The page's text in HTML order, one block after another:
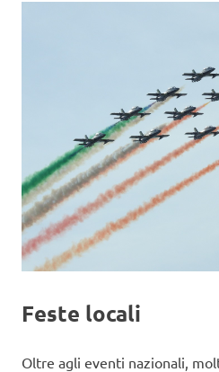
Feste locali
Oltre agli eventi nazionali,